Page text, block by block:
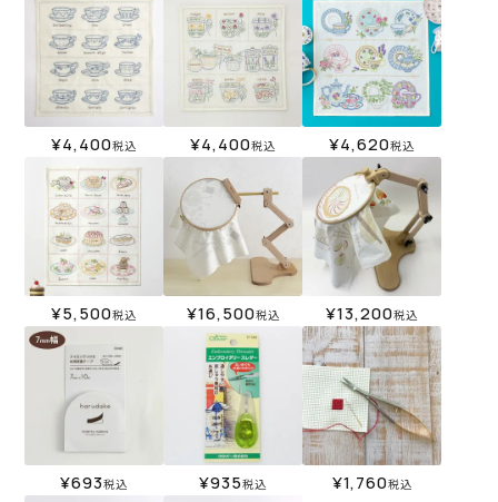
¥4,400税込 ¥4,400税込 ¥4,620税込
¥5,500税込 ¥16,500税込 ¥13,200税込
¥693税込 ¥935税込 ¥1,760税込